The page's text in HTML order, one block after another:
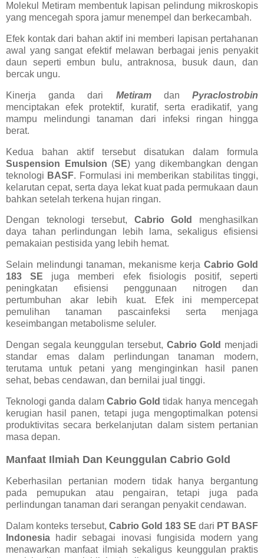
Molekul Metiram membentuk lapisan pelindung mikroskopis
yang mencegah spora jamur menempel dan berkecambah.
Efek kontak dari bahan aktif ini memberi lapisan pertahanan
awal yang sangat efektif melawan berbagai jenis penyakit
daun seperti embun bulu, antraknosa, busuk daun, dan
bercak ungu.
Kinerja ganda dari Metiramdan
Pyraclostrobin
menciptakan efek protektif, kuratif, serta eradikatif, yang
mampu melindungi tanaman dari infeksi ringan hingga
berat.
Kedua bahan aktif tersebut disatukan dalam formula
Suspension Emulsion (SE) yang dikembangkan dengan
teknologi BASF. Formulasi ini memberikan stabilitas tinggi,
kelarutan cepat, serta daya lekat kuat pada permukaan daun
bahkan setelah terkena hujan ringan.
Dengan teknologi tersebut, Cabrio Gold
menghasilkan
daya tahan perlindungan lebih lama, sekaligus efisiensi
pemakaian pestisida yang lebih hemat.
Selain melindungi tanaman, mekanisme kerja Cabrio Gold
183 SE juga memberi efek fisiologis positif, seperti
peningkatan efisiensi penggunaan nitrogen dan
pertumbuhan akar lebih kuat. Efek ini mempercepat
pemulihan tanaman pascainfeksi serta menjaga
keseimbangan metabolisme seluler.
Dengan segala keunggulan tersebut, Cabrio Gold menjadi
standar emas dalam perlindungan tanaman modern,
terutama untuk petani yang menginginkan hasil panen
sehat, bebas cendawan, dan bernilai jual tinggi.
Teknologi ganda dalam Cabrio Goldtidak hanya mencegah
kerugian hasil panen, tetapi juga mengoptimalkan potensi
produktivitas secara berkelanjutan dalam sistem pertanian
masa depan.
Manfaat Ilmiah Dan Keunggulan Cabrio Gold
Keberhasilan pertanian modern tidak hanya bergantung
pada pemupukan atau pengairan, tetapi juga pada
perlindungan tanaman dari serangan penyakit cendawan.
Dalam konteks tersebut, Cabrio Gold 183 SE dari PT BASF
Indonesia hadir sebagai inovasi fungisida modern yang
menawarkan manfaat ilmiah sekaligus keunggulan praktis